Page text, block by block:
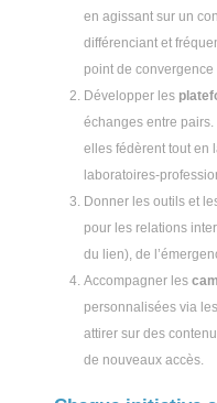
en agissant sur un
différenciant et
point de
Développer les
échanges entre pairs.
elles fédèrent tout en
laboratoires-
Donner les outils et
pour les relations
du lien), de
Accompagner les
personnalisées via
attirer sur des
de nouveaux accès.